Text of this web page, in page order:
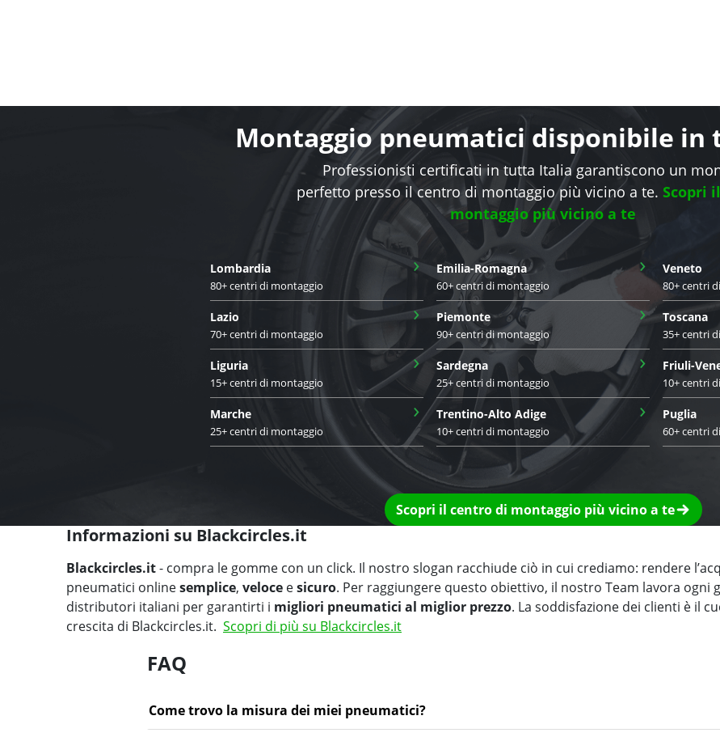
Montaggio pneumatici disponibile
Professionisti certificati in tutta Italia garantiscono un
perfetto presso il centro di montaggio più vicino a te. Scopri
montaggio più vicino a te
Lombardia
80+ centri di montaggio
› Emilia-Romagna
60+ centri di montaggio
› Veneto
80+ centri
Lazio
70+ centri di montaggio
› Piemonte
90+ centri di montaggio
› Toscana
35+ centri
Liguria
15+ centri di montaggio
› Sardegna
25+ centri di montaggio
› Friuli-
10+ centri
Marche
25+ centri di montaggio
› Trentino-Alto Adige
10+ centri di montaggio
› Puglia
60+ centri
Scopri il centro di montaggio più vicino a te
Informazioni su Blackcircles.it
Blackcircles.it- compra le gomme con un click. Il nostro slogan racchiude ciò in cui crediamo: rendere
pneumatici onlinesemplice, veloce esicuro. Per raggiungere questo obiettivo, il nostro Team lavora ogni
distributori italiani per garantirti i migliori pneumatici al miglior prezzo. La soddisfazione dei clienti è il
crescita di Blackcircles.it. Scopri di più su Blackcircles.it
FAQ
Come trovo la misura dei miei pneumatici?